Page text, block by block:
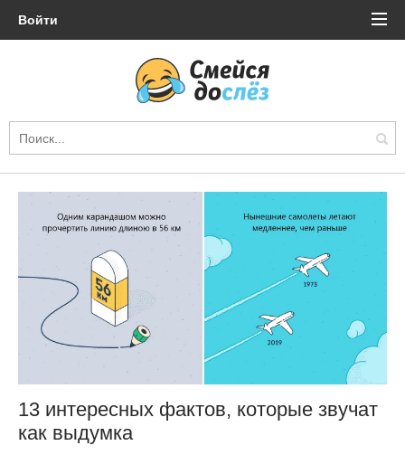
Войти
13 интересных фактов, которые звучат
как выдумка